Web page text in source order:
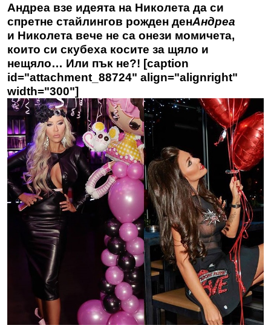
Андреа взе идеята на Николета да си
спретне стайлингов рожден денАндреа
и Николета вече не са онези момичета,
които си скубеха косите за щяло и
нещяло… Или пък не?! [caption
id="attachment_88724" align="alignright"
width="300"]